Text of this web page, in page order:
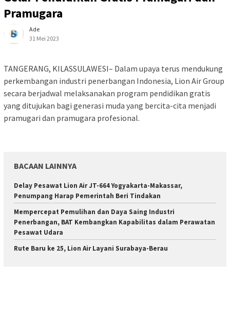
Pramugara
Ade
31 Mei 2023
TANGERANG, KILASSULAWESI– Dalam upaya terus mendukung
perkembangan industri penerbangan Indonesia, Lion Air Group
secara berjadwal melaksanakan program pendidikan gratis
yang ditujukan bagi generasi muda yang bercita-cita menjadi
pramugari dan pramugara profesional.
BACAAN LAINNYA
Delay Pesawat Lion Air JT-664 Yogyakarta-Makassar,
Penumpang Harap Pemerintah Beri Tindakan
Mempercepat Pemulihan dan Daya Saing Industri
Penerbangan, BAT Kembangkan Kapabilitas dalam Perawatan
Pesawat Udara
Rute Baru ke 25, Lion Air Layani Surabaya-Berau